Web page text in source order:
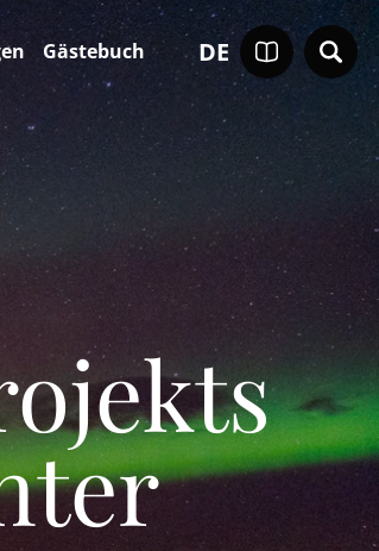
DE
Gästebuch